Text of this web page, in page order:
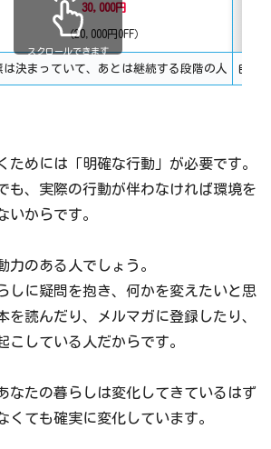
30,000円
（20,000円OFF）
は決まっていて、あとは継続する段階の人 自分
スクロールできます
ためには「明確な行動」が必要です。
も、実際の行動が伴わなければ環境を
いからです。
力のある人でしょう。
しに疑問を抱き、何かを変えたいと思
を読んだり、メルマガに登録したり、
こしている人だからです。
なたの暮らしは変化してきているはず
くても確実に変化しています。